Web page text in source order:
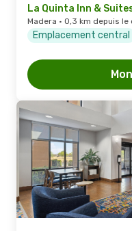
La Quinta Inn &
Madera · 0,3 km depuis
Emplacement central